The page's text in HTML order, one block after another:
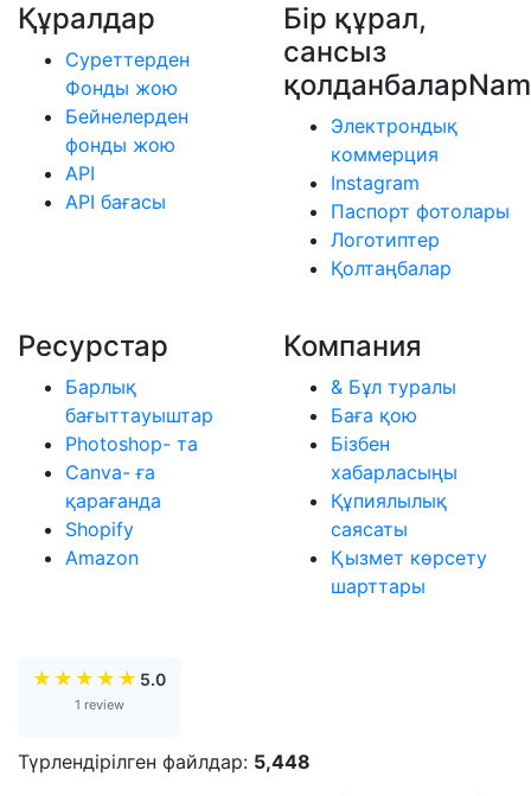
Құралдар
Суреттерден
Фонды жою
Бейнелерден
фонды жою
API
API бағасы
Бір құрал,
сансыз
Электрондық
коммерция
Instagram
Паспорт фотолары
Логотиптер
Қолтаңбалар
Ресурстар
Барлық
бағыттауыштар
Photoshop- та
Canva- ға
қарағанда
Shopify
Amazon
Компания
& Бұл туралы
Баға қою
Бізбен
хабарласыңы
Құпиялылық
саясаты
Қызмет көрсету
шарттары
★ ★ ★ ★ ★ 5.0
1 review
Түрлендірілген файлдар: 5,448